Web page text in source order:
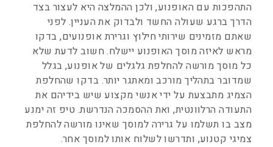
התהפכות עם האופנוע, ולכן ההמלצה היא לעצור בצד
הדרך ברגע שעולה החשד ולבדוק את העניין. לפני
שאתם מזמינים שירותי חילוץ וגרירת אופנועים, בדקו
מראש לאיזה מוסך האופנוע יישלח. חשוב לדעת שלא
כל מוסך מורשה להחלפת גלגלים של אופנוע, בגלל
שמדובר בתהליך מורכב ומאתגר יותר. בדקו שהחלפת
הצמיג מתבצעת על ידי אנשי מקצוע שיש בידיהם את
התעודה הרלוונטית, ואת ההסמכה הנדרשת. טיפ זה ימנע
מצב בו תשלמו על גרירה למוסך שאינו מורשה להחלפת
צמיגי קטנוע, ותדרשו לשלוח אותו למוסך אחר.